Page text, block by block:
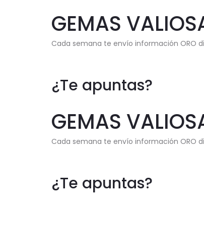
GEMAS
Cada semana te envío información ORO
¿Te apuntas?
GEMAS
Cada semana te envío información ORO
¿Te apuntas?